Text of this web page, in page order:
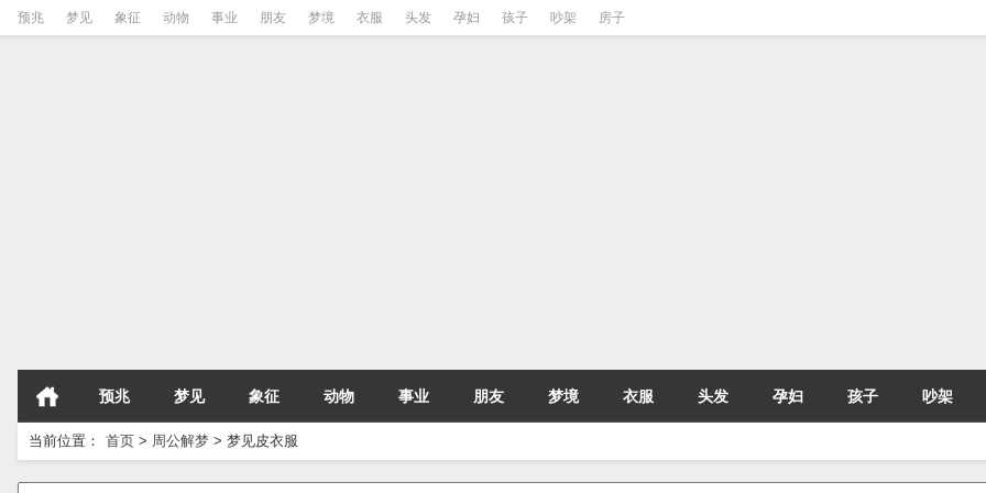
预兆 梦见 象征 动物 事业 朋友 梦境 衣服 头发 孕妇 孩子 吵架 房子
预兆 梦见 象征 动物 事业 朋友 梦境 衣服 头发 孕妇 孩子 吵架
当前位置： 首页 > 周公解梦 > 梦见皮衣服